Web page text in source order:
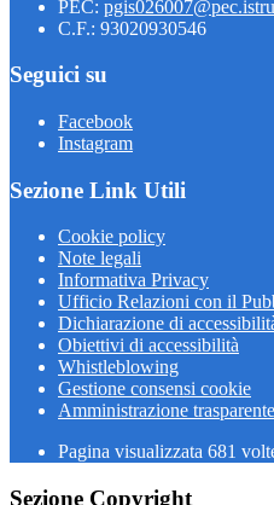
PEC:
C.F.: 93020930546
Seguici su
Facebook
Instagram
Sezione Link Utili
Cookie policy
Note legali
Informativa Privacy
Ufficio Relazioni con il
Dichiarazione di
Obiettivi di accessibilità
Whistleblowing
Gestione consensi cookie
Amministrazione trasparente
Pagina visualizzata 681
Sezione Copyright